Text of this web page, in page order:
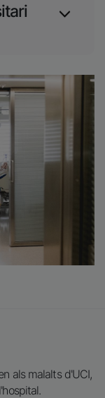
als malalts d'UCI,